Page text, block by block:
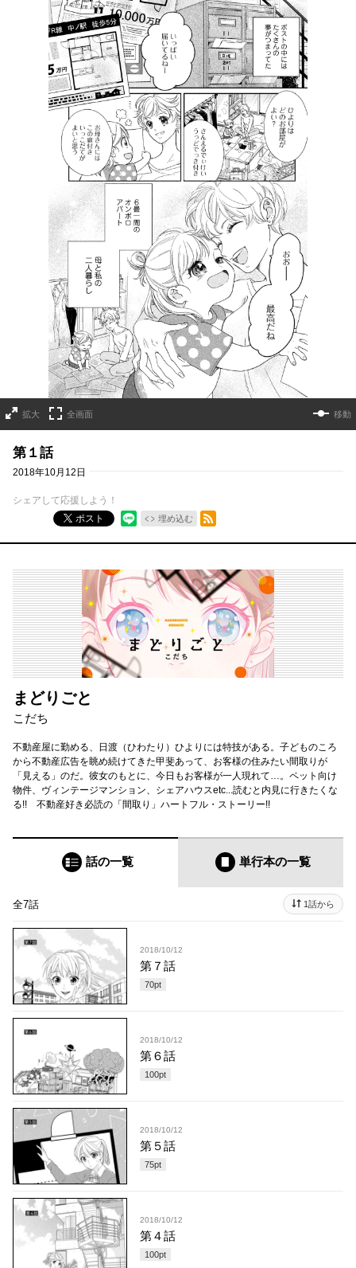
拡大 全画面 移動
第１話
2018年10月12日
シェアして応援しよう！
ポスト
埋め込む
RSSフィード
まどりごと
こだち
不動産屋に勤める、日渡（ひわたり）ひよりには特技がある。子どものころ
から不動産広告を眺め続けてきた甲斐あって、お客様の住みたい間取りが
「見える」のだ。彼女のもとに、今日もお客様が一人現れて…。ペット向け
物件、ヴィンテージマンション、シェアハウスetc...読むと内見に行きたくな
る!! 不動産好き必読の「間取り」ハートフル・ストーリー!!
話の一覧 単行本の一覧
全7話 1話から
2018/10/12
第７話
70pt
2018/10/12
第６話
100pt
2018/10/12
第５話
75pt
2018/10/12
第４話
100pt